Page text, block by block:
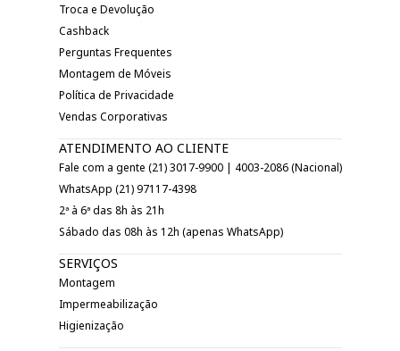
Troca e Devolução
Cashback
Perguntas Frequentes
Montagem de Móveis
Política de Privacidade
Vendas Corporativas
ATENDIMENTO AO CLIENTE
Fale com a gente (21) 3017-9900 | 4003-2086 (Nacional)
WhatsApp (21) 97117-4398
2ª à 6ª das 8h às 21h
Sábado das 08h às 12h (apenas WhatsApp)
SERVIÇOS
Montagem
Impermeabilização
Higienização